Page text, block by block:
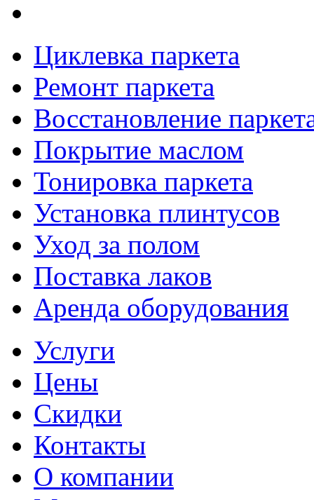
Циклевка паркета
Ремонт паркета
Восстановление
Покрытие маслом
Тонировка паркета
Установка плинтусов
Уход за полом
Поставка лаков
Аренда оборудования
Услуги
Цены
Скидки
Контакты
О компании